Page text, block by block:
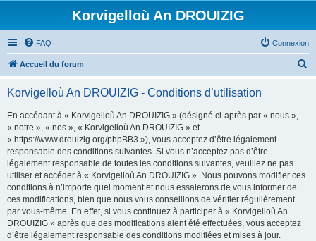
Korvigelloù An DROUIZIG
FAQ Connexion
Accueil du forum
Korvigelloù An DROUIZIG - Conditions d’utilisation
En accédant à « Korvigelloù An DROUIZIG » (désigné ci-après par « nous »,
« notre », « nos », « Korvigelloù An DROUIZIG » et
« https://www.drouizig.org/phpBB3 »), vous acceptez d’être légalement
responsable des conditions suivantes. Si vous n’acceptez pas d’être
légalement responsable de toutes les conditions suivantes, veuillez ne pas
utiliser et accéder à « Korvigelloù An DROUIZIG ». Nous pouvons modifier ces
conditions à n’importe quel moment et nous essaierons de vous informer de
ces modifications, bien que nous vous conseillons de vérifier régulièrement
par vous-même. En effet, si vous continuez à participer à « Korvigelloù An
DROUIZIG » après que des modifications aient été effectuées, vous acceptez
d’être légalement responsable des conditions modifiées et mises à jour.